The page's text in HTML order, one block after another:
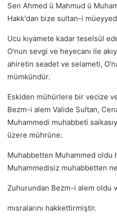
Sen Ahmed ü Mahmud ü
Hakk'dan bize sultan-i
Ucu kıyamete kadar teselsül
O'nun sevgi ve heyecanı ile
ahiretin seadet ve selameti,
mümkündür.
Eskiden mühürlere bir vecize
Bezm-i alem Valide Sultan,
Muhammedi muhabbeti
üzere mührüne:
Muhabbetten Muhammed oldu
Muhammedisiz muhabbetten ne
Zuhurundan Bezm-i alem oldu
mısralarını hakkettirmiştir.